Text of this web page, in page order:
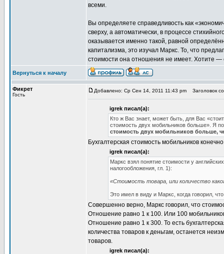
всеми.
Вы определяете справедливость как
сверху, а автоматически, в процессе
оказывается именно такой, равной
капитализма, это изучал Маркс. То, что
стоимости она отношения не имеет. Хотите —
Вернуться к началу
Фикрет
Гость
Добавлено: Ср Сен 14, 2011 11:43 pm Заголовок
igrek писал(а):
Кто ж Вас знает, может быть, для Вас
стоимость двух мобильников больше». Я
стоимость двух мобильников больше,
Бухгалтерская стоимость мобильников
igrek писал(а):
Маркс взял понятие стоимости у
налогообложения, гл. 1):
«Стоимость товара, или количество
Это имел в виду и Маркс, когда говорил,
Совершенно верно, Маркс говорил, что
Отношение равно 1 к 100. Или 100
Отношение равно 1 к 300. То есть
количества товаров к деньгам, останется
товаров.
igrek писал(а):